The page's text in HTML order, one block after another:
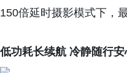
150倍延时摄影模式下，
低功耗长续航 冷静随行